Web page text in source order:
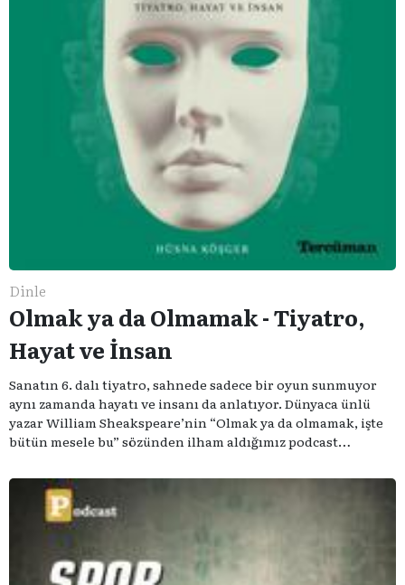
Dinle
Olmak ya da Olmamak - Tiyatro,
Hayat ve İnsan
Sanatın 6. dalı tiyatro, sahnede sadece bir oyun sunmuyor
aynı zamanda hayatı ve insanı da anlatıyor. Dünyaca ünlü
yazar William Sheakspeare’nin “Olmak ya da olmamak, işte
bütün mesele bu” sözünden ilham aldığımız podcast
konuşuyoruz..